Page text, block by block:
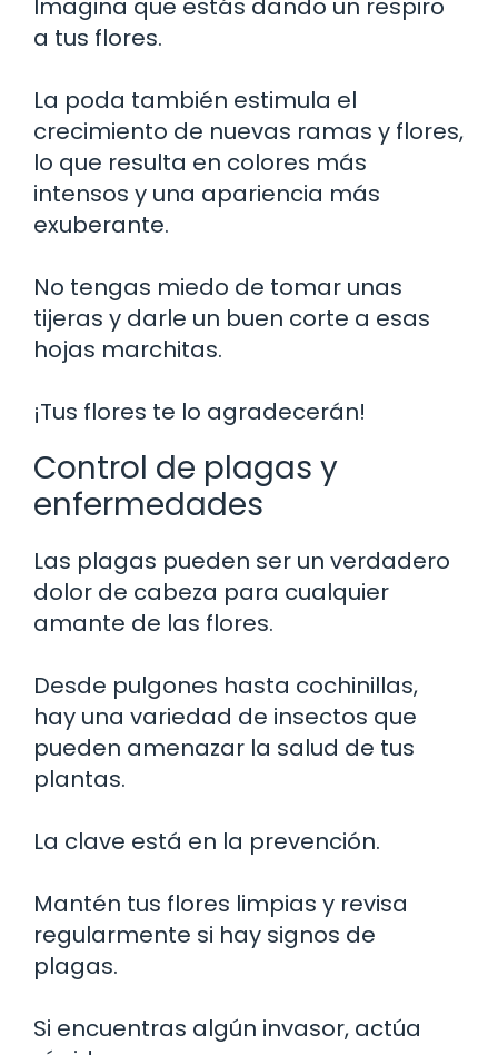
Imagina que estás dando un respiro
a tus flores.
La poda también estimula el
crecimiento de nuevas ramas y flores,
lo que resulta en colores más
intensos y una apariencia más
exuberante.
No tengas miedo de tomar unas
tijeras y darle un buen corte a esas
hojas marchitas.
¡Tus flores te lo agradecerán!
Control de plagas y
enfermedades
Las plagas pueden ser un verdadero
dolor de cabeza para cualquier
amante de las flores.
Desde pulgones hasta cochinillas,
hay una variedad de insectos que
pueden amenazar la salud de tus
plantas.
La clave está en la prevención.
Mantén tus flores limpias y revisa
regularmente si hay signos de
plagas.
Si encuentras algún invasor, actúa